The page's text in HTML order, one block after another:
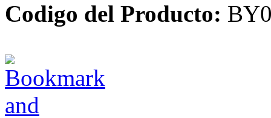
Codigo del Producto: